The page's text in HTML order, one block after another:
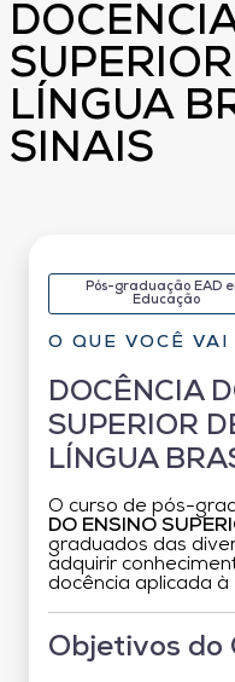
LÍNGUA
SINAIS
Pós-graduação EAD
Educação
O QUE VOCÊ VAI
DOCÊNCIA
SUPERIOR
LÍNGUA
O curso de pós-
DO ENSINO
graduados das
adquirir
docência aplicada à
Objetivos do